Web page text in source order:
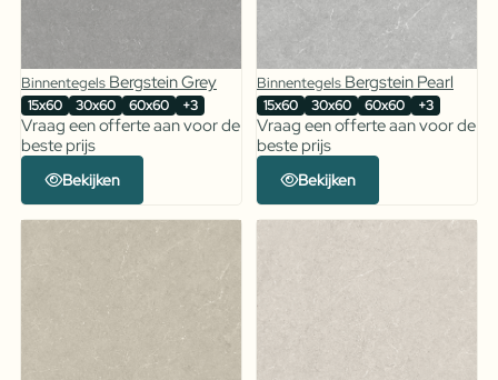
Binnentegels Bergstein Grey
15x60 30x60 60x60 +3
Vraag een offerte aan voor de
beste prijs
Bekijken
Binnentegels Bergstein Pearl
15x60 30x60 60x60 +3
Vraag een offerte aan voor de
beste prijs
Bekijken